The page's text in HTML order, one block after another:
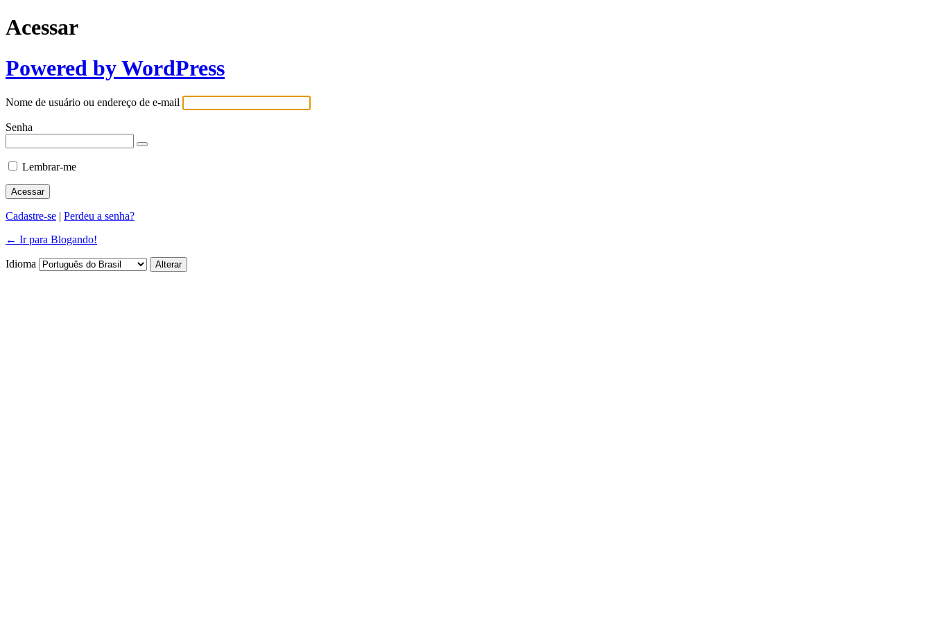
Acessar
Powered by WordPress
Nome de usuário ou endereço de e-mail
Senha
Lembrar-me
Cadastre-se | Perdeu a senha?
← Ir para Blogando!
Idioma